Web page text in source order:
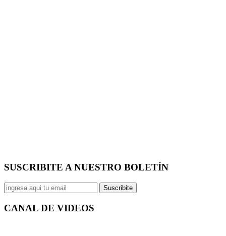
SUSCRIBITE A NUESTRO BOLETÍN
Suscribite
CANAL DE VIDEOS